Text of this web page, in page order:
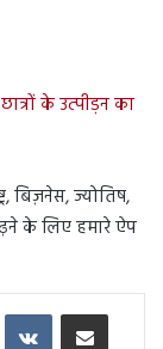
के उत्पीड़न का
बिज़नेस, ज्योतिष,
के लिए हमारे ऐप
VKontakteShare via Email